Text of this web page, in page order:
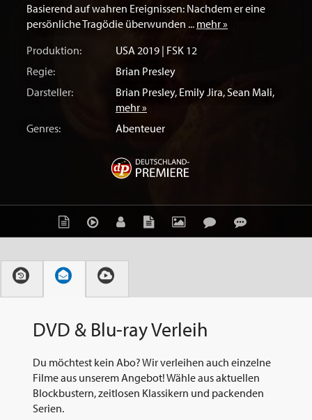
Basierend auf wahren Ereignissen: Nachdem er eine
persönliche Tragödie überwunden ... mehr »
Produktion:
USA 2019 | FSK 12
Regie:
Brian Presley
Darsteller:
Brian Presley, Emily Jira, Sean Mali,
mehr »
Genres:
Abenteuer
DVD & Blu-ray Verleih
Du möchtest kein Abo? Wir verleihen auch einzelne
Filme aus unserem Angebot! Wähle aus aktuellen
Blockbustern, zeitlosen Klassikern und packenden
Serien.